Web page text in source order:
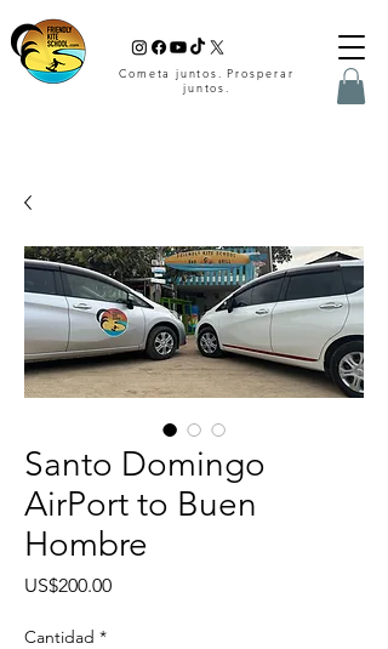
Cometa juntos. Prosperar
juntos.
Santo Domingo
AirPort to Buen
Hombre
US$200.00Precio
Cantidad *